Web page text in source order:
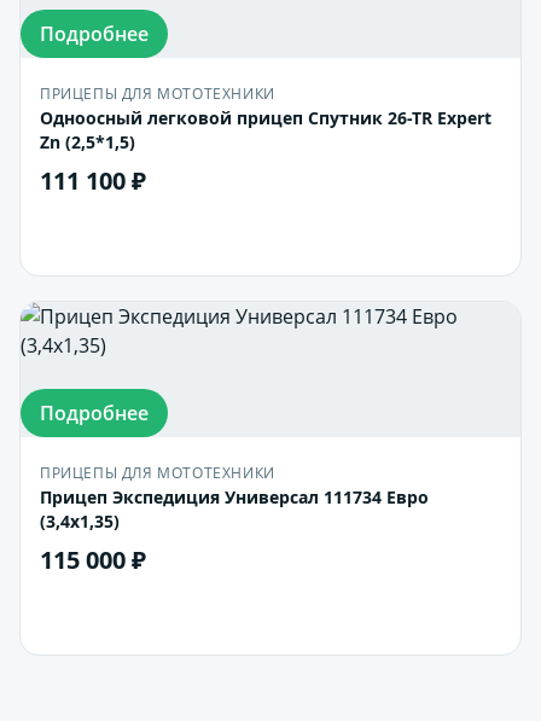
Подробнее
ПРИЦЕПЫ ДЛЯ МОТОТЕХНИКИ
Одноосный легковой прицеп Спутник 26-TR Expert
Zn (2,5*1,5)
111 100 ₽
Подробнее
ПРИЦЕПЫ ДЛЯ МОТОТЕХНИКИ
Прицеп Экспедиция Универсал 111734 Евро
(3,4х1,35)
115 000 ₽